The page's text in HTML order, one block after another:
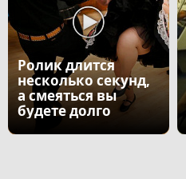
Ролик длится
несколько секунд,
а смеяться вы
будете долго